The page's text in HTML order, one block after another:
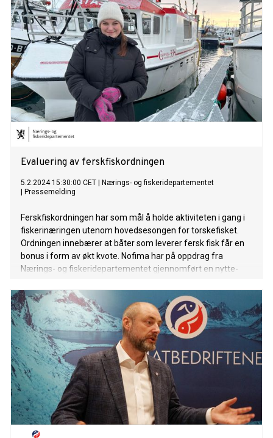
Evaluering av ferskfiskordningen
5.2.2024 15:30:00 CET
Nærings- og fiskeridepartementet
Pressemelding
Ferskfiskordningen har som mål å holde aktiviteten i gang i
fiskerinæringen utenom hovedsesongen for torskefisket.
Ordningen innebærer at båter som leverer fersk fisk får en
bonus i form av økt kvote. Nofima har på oppdrag fra
Nærings- og fiskeridepartementet gjennomført en nytte-
ferskfiskordningen i sammenhen